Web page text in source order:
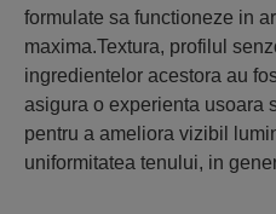
formulate sa functioneze in
maxima.Textura, profilul
ingredientelor acestora au
asigura o experienta usoara
pentru a ameliora vizibil
uniformitatea tenului, in